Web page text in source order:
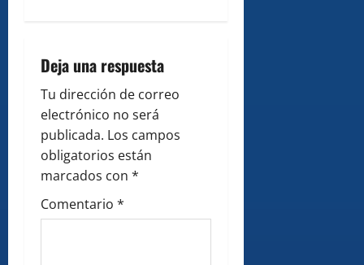
i
g
a
t
i
o
Deja una respuesta
Tu dirección de correo
electrónico no será
publicada. Los campos
obligatorios están
marcados con *
Comentario *